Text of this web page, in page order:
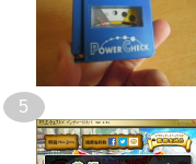
5